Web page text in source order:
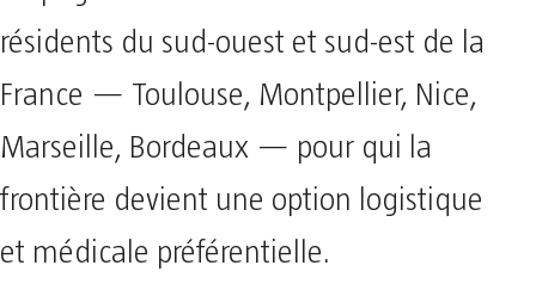
résidents du sud-ouest et sud-est de la
France — Toulouse, Montpellier, Nice,
Marseille, Bordeaux — pour qui la
frontière devient une option logistique
et médicale préférentielle.